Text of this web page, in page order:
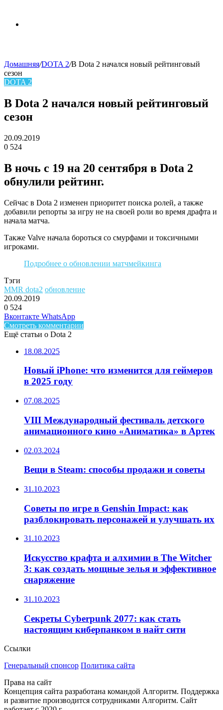
skin
Домашняя/DOTA 2/В Dota 2 начался новый рейтинговый
сезон
DOTA 2
В Dota 2 начался новый рейтинговый
сезон
20.09.2019
0 524
В ночь с 19 на 20 сентября в Dota 2
обнулили рейтинг.
Сейчас в Dota 2 изменен приоритет поиска ролей, а также
добавили репорты за игру не на своей роли во время драфта и
начала матча.
Также Valve начала бороться со смурфами и токсичными
игроками.
Подробнее о обновлении матчмейкинга
Тэги
MMR dota2 обновление
20.09.2019
0 524
Facebook
Twitter
LinkedIn
Вконтакте WhatsAppTelegram
Смотреть комментарии
Ещё статьи о Dota 2
18.08.2025
Новый iPhone: что изменится для геймеров
в 2025 году
07.08.2025
VIII Международный фестиваль детского
анимационного кино «Аниматика» в Артек
02.03.2024
Вещи в Steam: способы продажи и советы
31.10.2023
Советы по игре в Genshin Impact: как
разблокировать персонажей и улучшать их
31.10.2023
Искусство крафта и алхимии в The Witcher
3: как создать мощные зелья и эффективное
снаряжение
31.10.2023
Секреты Cyberpunk 2077: как стать
настоящим киберпанком в найт сити
Ссылки
Генеральный спонсор Политика сайта
Права на сайт
Концепция сайта разработана командой Алгоритм. Поддержка
и развитие производится сотрудниками Алгоритм. Сайт